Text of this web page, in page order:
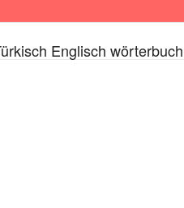
Englisch wörterbuch